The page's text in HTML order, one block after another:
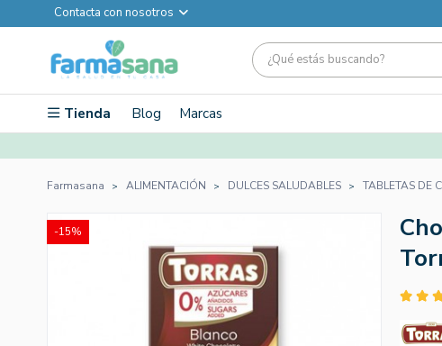
Contacta con nosotros
Tienda Blog Marcas
Farmasana ALIMENTACIÓN DULCES SALUDABLES TABLETAS DE
-15%